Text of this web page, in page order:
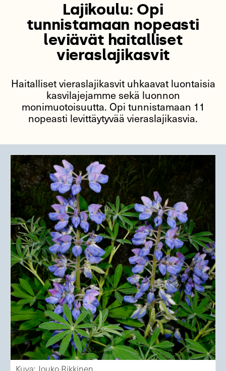
Lajikoulu: Opi
tunnistamaan nopeasti
leviävät haitalliset
vieraslajikasvit
Haitalliset vieraslajikasvit uhkaavat luontaisia
kasvilajejamme sekä luonnon
monimuotoisuutta. Opi tunnistamaan 11
nopeasti levittäytyvää vieraslajikasvia.